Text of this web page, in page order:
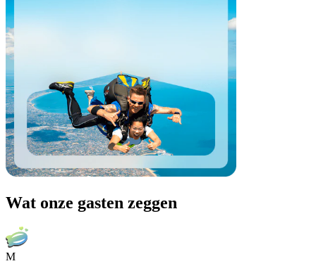
Wat onze gasten zeggen
M